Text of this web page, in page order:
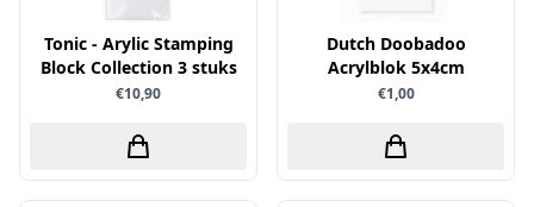
Sprinkletz
Stamperia
Steadler
Stitch & Do
Tonic - Arylic Stamping
Block Collection 3 stuks
€10,90
Dutch Doobadoo
Acrylblok 5x4cm
€1,00